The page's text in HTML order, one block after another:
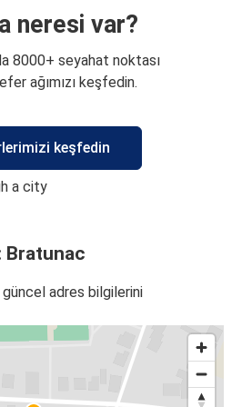
neresi var?
8000+ seyahat noktası
ağımızı keşfedin.
keşfedin
Bratunac
adres bilgilerini